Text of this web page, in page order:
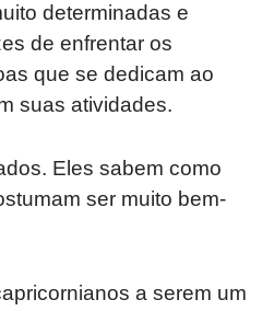
determinadas e
de enfrentar os
que se dedicam ao
suas atividades.
Eles sabem como
ser muito bem-
a serem um